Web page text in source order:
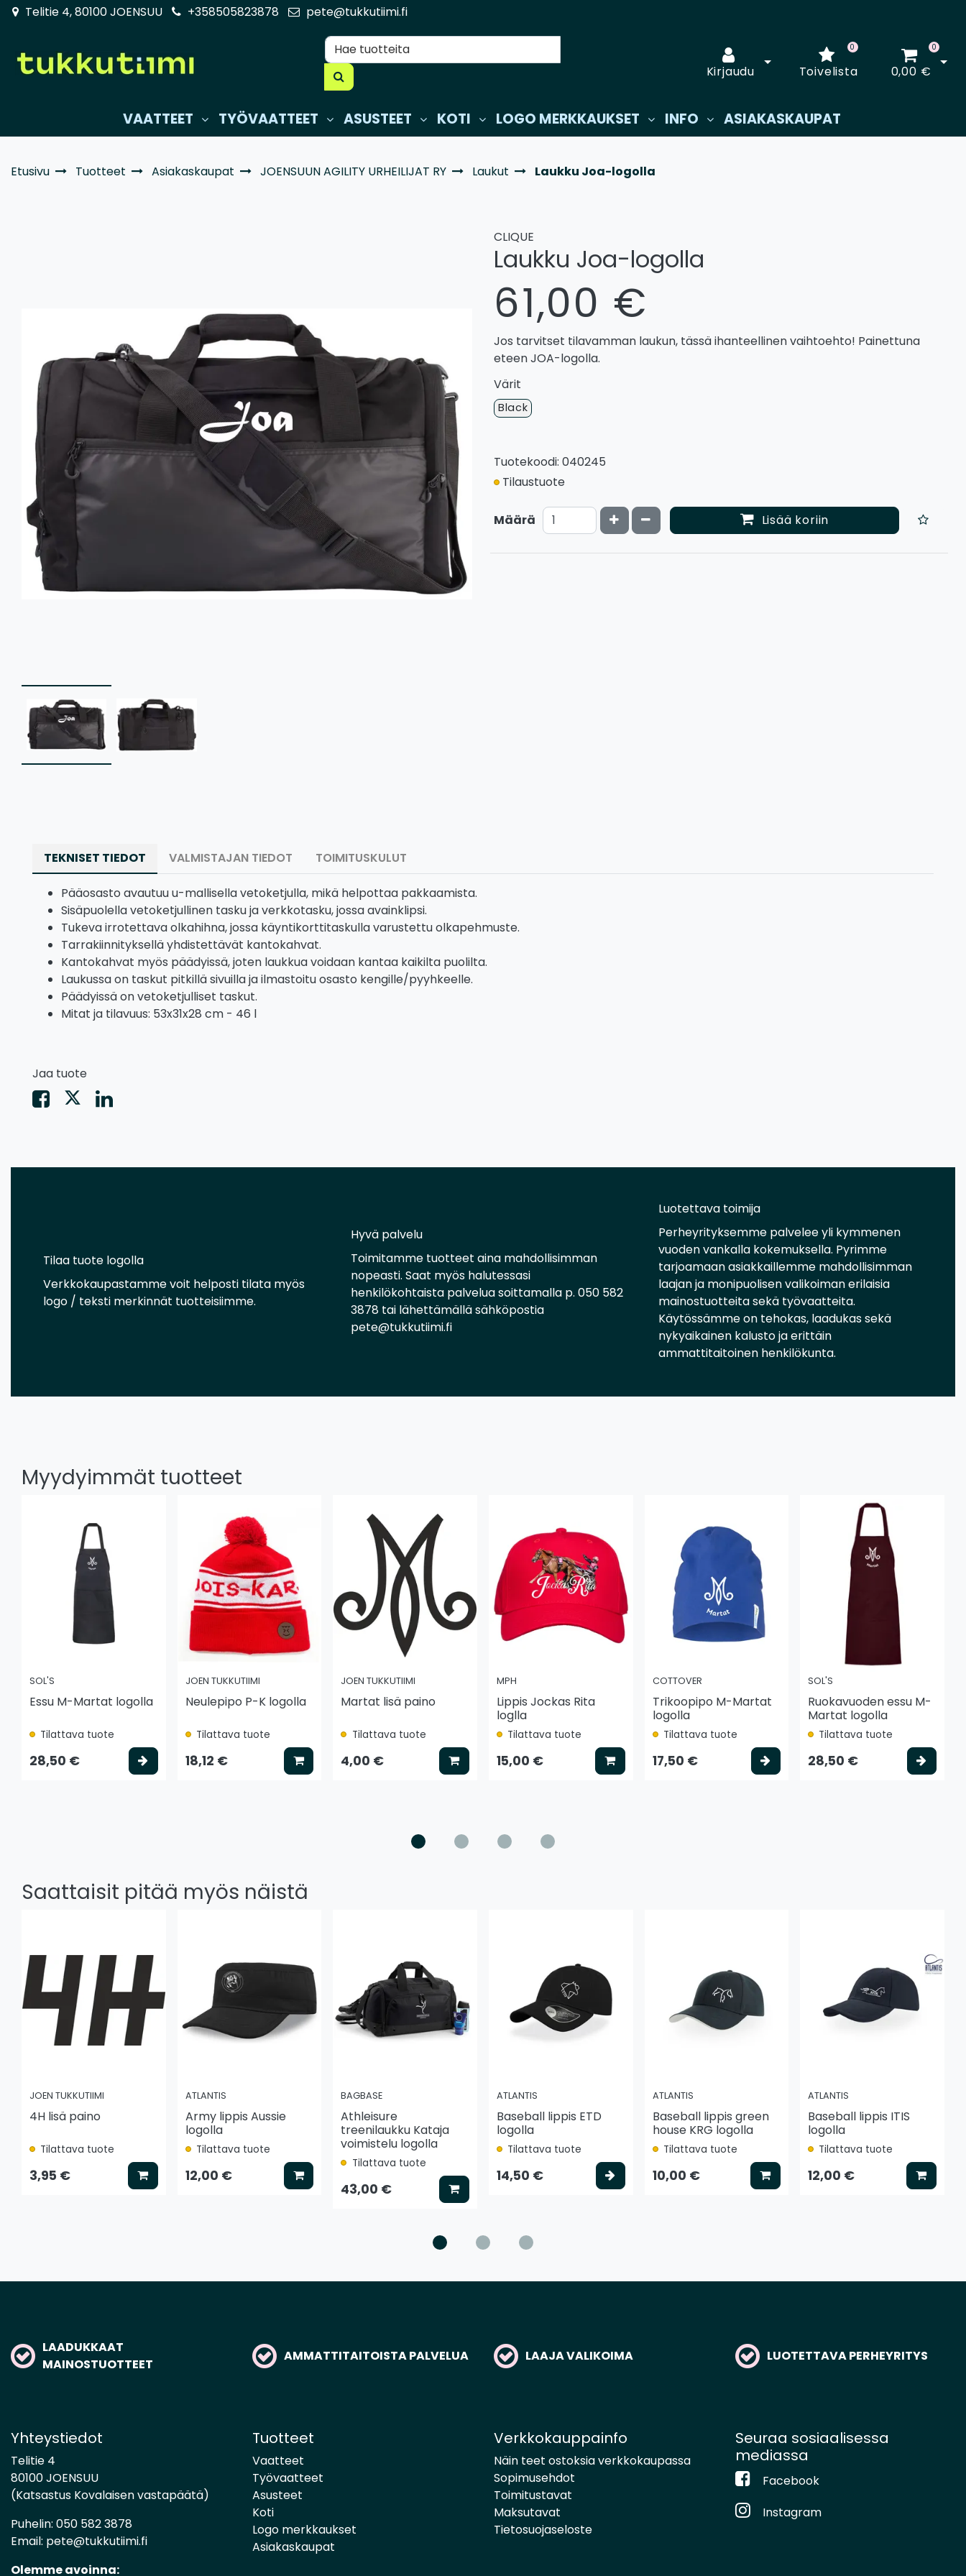
Siirry pääsisältöön
Telitie 4, 80100 JOENSUU +358505823878 pete@tukkutiimi.fi
Kirjaudu
Avaa kirjautuminen
Toivelista
0 0
0,00 €
VAATTEET TYÖVAATTEET ASUSTEET KOTI LOGO MERKKAUKSET INFO ASIAKASKAUPAT
Etusivu Tuotteet Asiakaskaupat JOENSUUN AGILITY URHEILIJAT RY Laukut Laukku Joa-logolla
CLIQUE
Laukku Joa-logolla
61,00 €
Jos tarvitset tilavamman laukun, tässä ihanteellinen vaihtoehto! Painettuna
eteen JOA-logolla.
Värit
Black
Tuotekoodi: 040245
Tilaustuote
Määrä Kasvata määrää
Vähennä määrää Lisää koriin
TEKNISET TIEDOT VALMISTAJAN TIEDOT TOIMITUSKULUT
Pääosasto avautuu u-mallisella vetoketjulla, mikä helpottaa pakkaamista.
Sisäpuolella vetoketjullinen tasku ja verkkotasku, jossa avainklipsi.
Tukeva irrotettava olkahihna, jossa käyntikorttitaskulla varustettu olkapehmuste.
Tarrakiinnityksellä yhdistettävät kantokahvat.
Kantokahvat myös päädyissä, joten laukkua voidaan kantaa kaikilta puolilta.
Laukussa on taskut pitkillä sivuilla ja ilmastoitu osasto kengille/pyyhkeelle.
Päädyissä on vetoketjulliset taskut.
Mitat ja tilavuus: 53x31x28 cm - 46 l
Jaa tuote
Tilaa tuote logolla
Verkkokaupastamme voit helposti tilata myös
logo / teksti merkinnät tuotteisiimme.
Hyvä palvelu
Toimitamme tuotteet aina mahdollisimman
nopeasti. Saat myös halutessasi
henkilökohtaista palvelua soittamalla p. 050 582
3878 tai lähettämällä sähköpostia
pete@tukkutiimi.fi
Luotettava toimija
Perheyrityksemme palvelee yli kymmenen
vuoden vankalla kokemuksella. Pyrimme
tarjoamaan asiakkaillemme mahdollisimman
laajan ja monipuolisen valikoiman erilaisia
mainostuotteita sekä työvaatteita.
Käytössämme on tehokas, laadukas sekä
nykyaikainen kalusto ja erittäin
ammattitaitoinen henkilökunta.
Myydyimmät tuotteet
SOL'S
Essu M-Martat logolla
Tilattava tuote
28,50 € Valitse vaihtoehto
JOEN TUKKUTIIMI
Neulepipo P-K logolla
Tilattava tuote
18,12 € Lisää koriin
JOEN TUKKUTIIMI
Martat lisä paino
Tilattava tuote
4,00 € Lisää koriin
MPH
Lippis Jockas Rita
loglla
Tilattava tuote
15,00 € Lisää koriin
COTTOVER
Trikoopipo M-Martat
logolla
Tilattava tuote
17,50 € Valitse vaihtoehto
SOL'S
Ruokavuoden essu M-
Martat logolla
Tilattava tuote
28,50 €
Saattaisit pitää myös näistä
JOEN TUKKUTIIMI
4H lisä paino
Tilattava tuote
3,95 € Lisää koriin
ATLANTIS
Army lippis Aussie
logolla
Tilattava tuote
12,00 € Lisää koriin
BAGBASE
Athleisure
treenilaukku Kataja
voimistelu logolla
Tilattava tuote
43,00 € Lisää koriin
ATLANTIS
Baseball lippis ETD
logolla
Tilattava tuote
14,50 € Valitse vaihtoehto
ATLANTIS
Baseball lippis green
house KRG logolla
Tilattava tuote
10,00 € Lisää koriin
ATLANTIS
Baseball lippis ITIS
logolla
Tilattava tuote
12,00 € Lisää
LAADUKKAAT
MAINOSTUOTTEET
AMMATTITAITOISTA PALVELUA LAAJA VALIKOIMA LUOTETTAVA PERHEYRITYS
Yhteystiedot
Telitie 4
80100 JOENSUU
(Katsastus Kovalaisen vastapäätä)
Puhelin: 050 582 3878
Email: pete@tukkutiimi.fi
Olemme avoinna:
Tuotteet
Vaatteet
Työvaatteet
Asusteet
Koti
Logo merkkaukset
Asiakaskaupat
Verkkokauppainfo
Näin teet ostoksia verkkokaupassa
Sopimusehdot
Toimitustavat
Maksutavat
Tietosuojaseloste
Seuraa sosiaalisessa
mediassa
Facebook
Instagram